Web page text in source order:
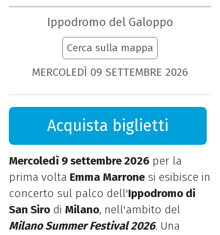
Ippodromo del Galoppo
Cerca sulla mappa
MERCOLEDÌ 09 SETTEMBRE 2026
Acquista biglietti
Mercoledì 9 settembre 2026per la
prima volta Emma Marronesi esibisce in
concerto sul palco dell'Ippodromo di
San Sirodi Milano, nell'ambito del
Milano Summer Festival 2026. Una